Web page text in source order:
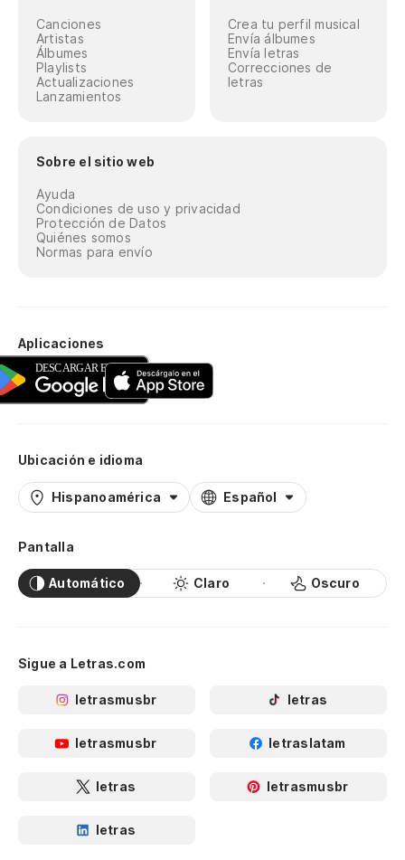
Canciones
Artistas
Álbumes
Playlists
Actualizaciones
Lanzamientos
Crea tu perfil musical
Envía álbumes
Envía letras
Correcciones de
letras
Sobre el sitio web
Ayuda
Condiciones de uso y privacidad
Protección de Datos
Quiénes somos
Normas para envío
Aplicaciones
Ubicación e idioma
Hispanoamérica Español
Pantalla
Automático Claro Oscuro
Sigue a Letras.com
letrasmusbr letras
letrasmusbr letraslatam
letras letrasmusbr
letras